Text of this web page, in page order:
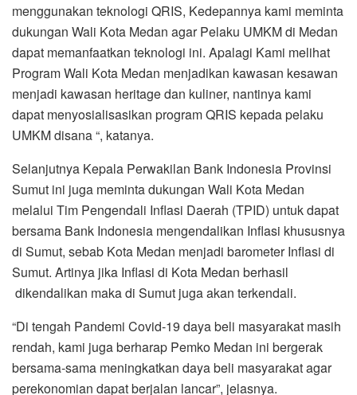
menggunakan teknologi QRIS, Kedepannya kami meminta
dukungan Wali Kota Medan agar Pelaku UMKM di Medan
dapat memanfaatkan teknologi ini. Apalagi Kami melihat
Program Wali Kota Medan menjadikan kawasan kesawan
menjadi kawasan heritage dan kuliner, nantinya kami
dapat menyosialisasikan program QRIS kepada pelaku
UMKM disana “, katanya.
Selanjutnya Kepala Perwakilan Bank Indonesia Provinsi
Sumut ini juga meminta dukungan Wali Kota Medan
melalui Tim Pengendali Inflasi Daerah (TPID) untuk dapat
bersama Bank Indonesia mengendalikan Inflasi khususnya
di Sumut, sebab Kota Medan menjadi barometer Inflasi di
Sumut. Artinya jika Inflasi di Kota Medan berhasil
dikendalikan maka di Sumut juga akan terkendali.
“Di tengah Pandemi Covid-19 daya beli masyarakat masih
rendah, kami juga berharap Pemko Medan ini bergerak
bersama-sama meningkatkan daya beli masyarakat agar
perekonomian dapat berjalan lancar”, jelasnya.